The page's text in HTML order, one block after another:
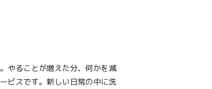
やることが増えた分、何かを減
ビスです。新しい日常の中に洗